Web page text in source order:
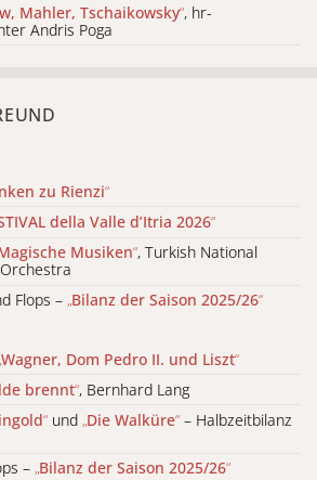
Mahler, Tschaikowsky“, hr-
Andris Poga
zu Rienzi“
della Valle d’Itria 2026“
Musiken“, Turkish National
Flops – „Bilanz der Saison 2025/26“
Wagner, Dom Pedro II. und Liszt“
brennt“, Bernhard Lang
“ und „Die Walküre“ – Halbzeitbilanz
– „Bilanz der Saison 2025/26“